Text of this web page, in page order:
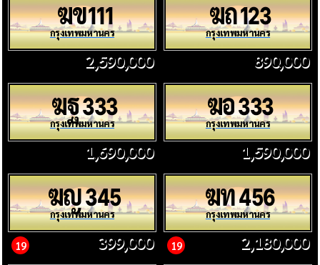
ฆข111
กรุงเทพมหานคร
2,590,000
ฆถ123
กรุงเทพมหานคร
890,000
ฆฐ333
กรุงเทพมหานคร
1,690,000
ฆอ333
กรุงเทพมหานคร
1,590,000
ฆญ345
กรุงเทพมหานคร
19 399,000
ฆท456
กรุงเทพมหานคร
19 2,180,000